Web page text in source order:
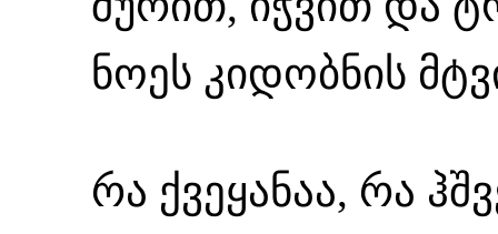
ნოეს კიდობნის
რა ქვეყანაა, რა